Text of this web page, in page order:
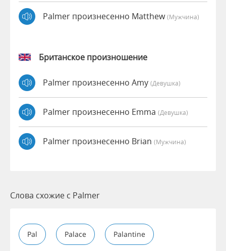
Palmer произнесенно Matthew(мужчина)
Британское произношение
Palmer произнесенно Amy (девушка)
Palmer произнесенно Emma (девушка)
Palmer произнесенно Brian (мужчина)
Слова схожие с Palmer
Pal Palace Palantine